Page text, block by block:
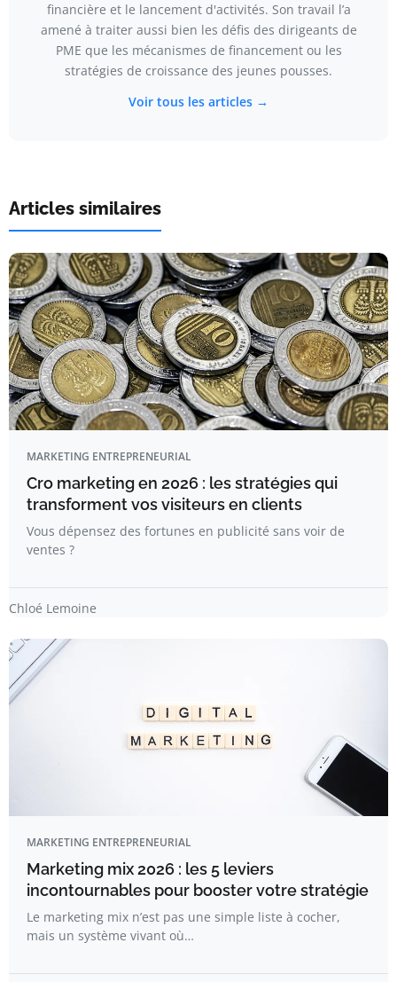
financière et le lancement d'activités. Son travail l’a
amené à traiter aussi bien les défis des dirigeants de
PME que les mécanismes de financement ou les
stratégies de croissance des jeunes pousses.
Voir tous les articles →
Articles similaires
MARKETING ENTREPRENEURIAL
Cro marketing en 2026 : les stratégies qui
transforment vos visiteurs en clients
Vous dépensez des fortunes en publicité sans voir de
ventes ?
Chloé Lemoine
MARKETING ENTREPRENEURIAL
Marketing mix 2026 : les 5 leviers
incontournables pour booster votre stratégie
Le marketing mix n’est pas une simple liste à cocher,
mais un système vivant où…